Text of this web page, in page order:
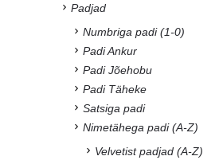
Padjad
Numbriga padi (1-0)
Padi Ankur
Padi Jõehobu
Padi Täheke
Satsiga padi
Nimetähega padi (A-Z)
Velvetist padjad (A-Z)